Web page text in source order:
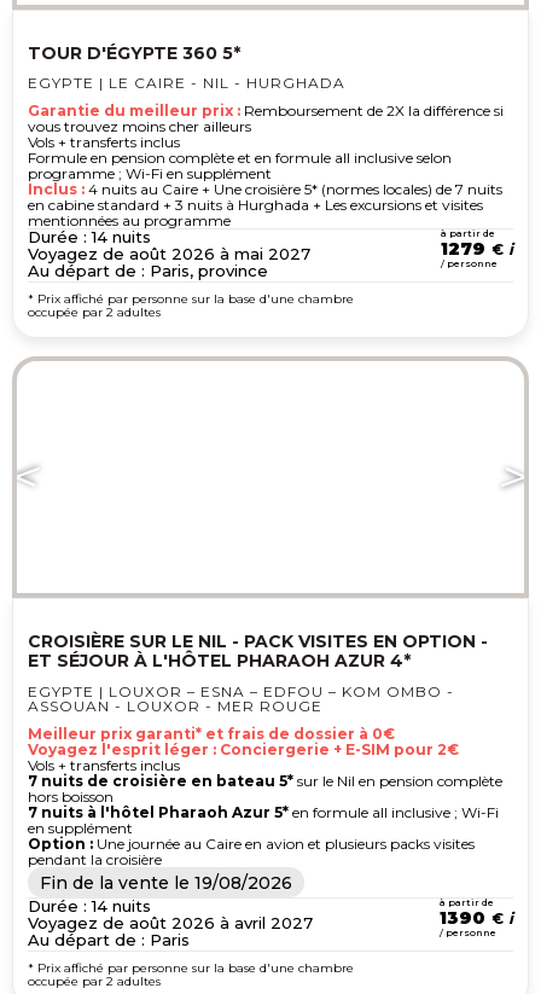
TOUR D'ÉGYPTE 360 5*
EGYPTE | LE CAIRE - NIL - HURGHADA
Garantie du meilleur prix : Remboursement de 2X la différence si
vous trouvez moins cher ailleurs
Vols + transferts inclus
Formule en pension complète et en formule all inclusive selon
programme ; Wi-Fi en supplément
Inclus : 4 nuits au Caire + Une croisière 5* (normes locales) de 7 nuits
en cabine standard + 3 nuits à Hurghada + Les excursions et visites
mentionnées au programme
Durée : 14 nuits
Voyagez de août 2026 à mai 2027
Au départ de : Paris, province
à partir de
1279 €
/ personne
* Prix affiché par personne sur la base d'une chambre
occupée par 2 adultes
CROISIÈRE SUR LE NIL - PACK VISITES EN OPTION -
ET SÉJOUR À L'HÔTEL PHARAOH AZUR 4*
EGYPTE | LOUXOR – ESNA – EDFOU – KOM OMBO -
ASSOUAN - LOUXOR - MER ROUGE
Meilleur prix garanti* et frais de dossier à 0€
Voyagez l'esprit léger : Conciergerie + E-SIM pour 2€
Vols + transferts inclus
7 nuits de croisière en bateau 5* sur le Nil en pension complète
hors boisson
7 nuits à l'hôtel Pharaoh Azur 5* en formule all inclusive ; Wi-Fi
en supplément
Option : Une journée au Caire en avion et plusieurs packs visites
pendant la croisière
Fin de la vente le 19/08/2026
Durée : 14 nuits
Voyagez de août 2026 à avril 2027
Au départ de : Paris
à partir de
1390 €
/ personne
* Prix affiché par personne sur la base d'une chambre
occupée par 2 adultes